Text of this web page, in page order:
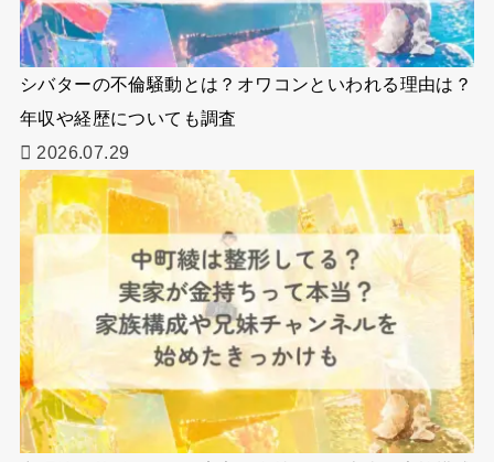
シバターの不倫騒動とは？オワコンといわれる理由は？
年収や経歴についても調査
2026.07.29